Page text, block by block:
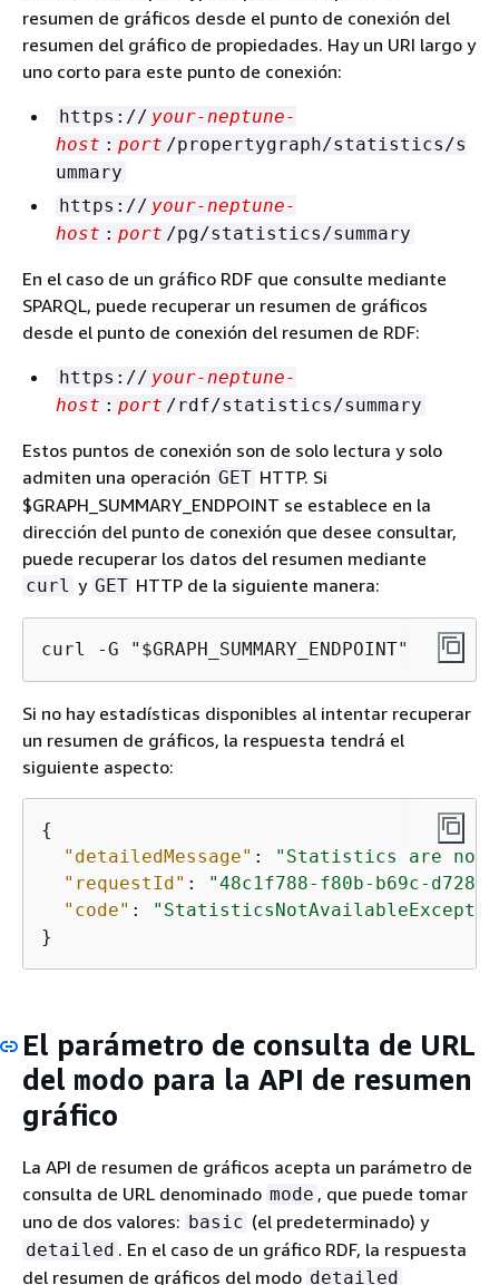
resumen de gráficos desde el punto de conexión del
resumen del gráfico de propiedades. Hay un URI largo y
uno corto para este punto de conexión:
https:// your-neptune-
host : port /propertygraph/statistics/s
ummary
https:// your-neptune-
host : port /pg/statistics/summary
En el caso de un gráfico RDF que consulte mediante
SPARQL, puede recuperar un resumen de gráficos
desde el punto de conexión del resumen de RDF:
https:// your-neptune-
host : port /rdf/statistics/summary
Estos puntos de conexión son de solo lectura y solo
admiten una operación GET HTTP. Si
$GRAPH_SUMMARY_ENDPOINT se establece en la
dirección del punto de conexión que desee consultar,
puede recuperar los datos del resumen mediante
curl y GET HTTP de la siguiente manera:
curl -G "$GRAPH_SUMMARY_ENDPOINT"
Si no hay estadísticas disponibles al intentar recuperar
un resumen de gráficos, la respuesta tendrá el
siguiente aspecto:
{
"detailedMessage" :
"Statistics are not
"requestId" :
"48c1f788-f80b-b69c-d728-
"code" :
}
El parámetro de consulta de URL
del modo para la API de resumen
gráfico
La API de resumen de gráficos acepta un parámetro de
consulta de URL denominado mode , que puede tomar
uno de dos valores: basic (el predeterminado) y
detailed . En el caso de un gráfico RDF, la respuesta
del resumen de gráficos del modo detailed